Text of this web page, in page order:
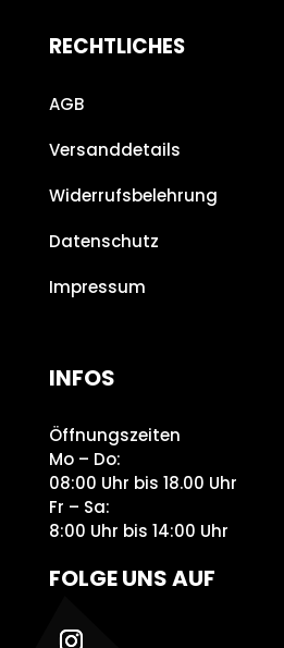
RECHTLICHES
AGB
Versanddetails
Widerrufsbelehrung
Datenschutz
Impressum
INFOS
Öffnungszeiten
Mo – Do:
08:00 Uhr bis 18.00 Uhr
Fr – Sa:
8:00 Uhr bis 14:00 Uhr
FOLGE UNS AUF